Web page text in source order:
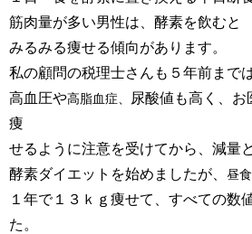
筋肉量が多い男性は、酵素を飲むと
みるみる痩せる傾向があります。
私の顧問の税理士さんも５年前まで
高血圧や高脂血症、
尿酸値も高く、お
痩
せるように注意を受けてから、減量
酵素ダイエットを始めましたが、 昼
１年で１３ｋｇ痩せて、すべての数
た。